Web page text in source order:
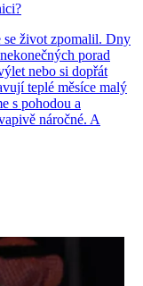
se život zpomalil. Dny
porad
nebo si dopřát
teplé měsíce malý
s pohodou a
náročné. A